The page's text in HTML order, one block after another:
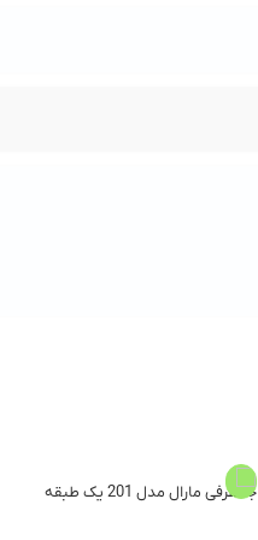
جا ظرفی مارال مدل 201 یک طبقه